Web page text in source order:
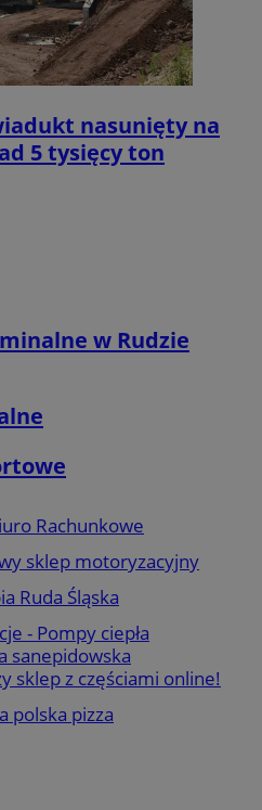
nasunięty na
5 tysięcy ton
w Rudzie
Rachunkowe
sklep motoryzacyjny
Ruda Śląska
- Pompy ciepła
sanepidowska
sklep z częściami online!
polska pizza